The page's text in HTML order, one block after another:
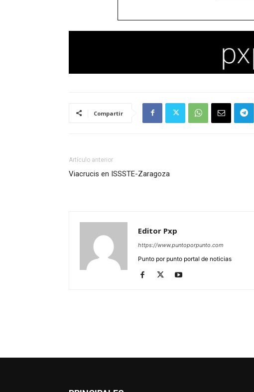
Compartir
Artículo anterior
Viacrucis en ISSSTE-Zaragoza
Editor Pxp
https://www.puntoporpunto.com
Punto por punto portal de noticias